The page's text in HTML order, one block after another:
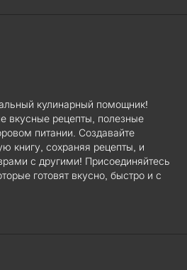
кулинарный помощник!
вкусные рецепты, полезные
питании. Создавайте
книгу, сохраняя рецепты, и
с другими! Присоединяйтесь
готовят вкусно, быстро и с